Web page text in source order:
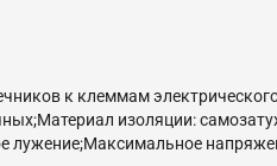
к клеммам
изоляции: